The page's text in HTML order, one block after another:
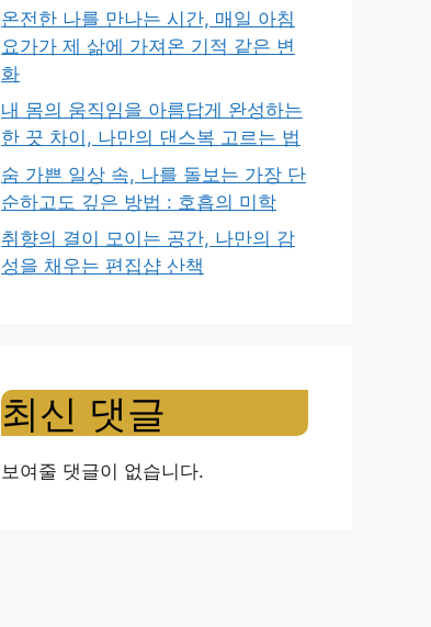
온전한 나를 만나는 시간, 매일 아침
요가가 제 삶에 가져온 기적 같은 변
화
내 몸의 움직임을 아름답게 완성하는
한 끗 차이, 나만의 댄스복 고르는 법
숨 가쁜 일상 속, 나를 돌보는 가장 단
순하고도 깊은 방법 : 호흡의 미학
취향의 결이 모이는 공간, 나만의 감
성을 채우는 편집샵 산책
최신 댓글
보여줄 댓글이 없습니다.